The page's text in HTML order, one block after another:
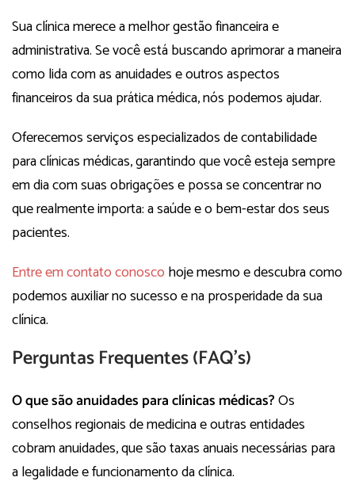
Sua clínica merece a melhor gestão financeira e
administrativa. Se você está buscando aprimorar a maneira
como lida com as anuidades e outros aspectos
financeiros da sua prática médica, nós podemos ajudar.
Oferecemos serviços especializados de contabilidade
para clínicas médicas, garantindo que você esteja sempre
em dia com suas obrigações e possa se concentrar no
que realmente importa: a saúde e o bem-estar dos seus
pacientes.
Entre em contato conosco hoje mesmo e descubra como
podemos auxiliar no sucesso e na prosperidade da sua
clínica.
Perguntas Frequentes (FAQ’s)
O que são anuidades para clínicas médicas?Os
conselhos regionais de medicina e outras entidades
cobram anuidades, que são taxas anuais necessárias para
a legalidade e funcionamento da clínica.